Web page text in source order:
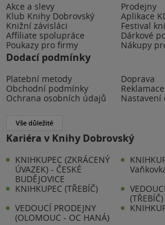
Akce a slevy
Prodejny
Klub Knihy Dobrovský
Aplikace
Knižní závisláci
Festival
Affiliate spolupráce
Dárkové
Poukazy pro firmy
Nákupy
Dodací podmínky
Platební metody
Doprava
Obchodní podmínky
Ochrana osobních údajů
Nastavení
Vše důležité
Kariéra v Knihy Dobrovský
KNIHKUPEC (ZKRÁCENÝ
ÚVAZEK) - ČESKÉ
BUDĚJOVICE
KNIHKUPEC (TŘEBÍČ)
(TŘEBÍČ)
VEDOUCÍ PRODEJNY
(OLOMOUC - OC HANÁ)